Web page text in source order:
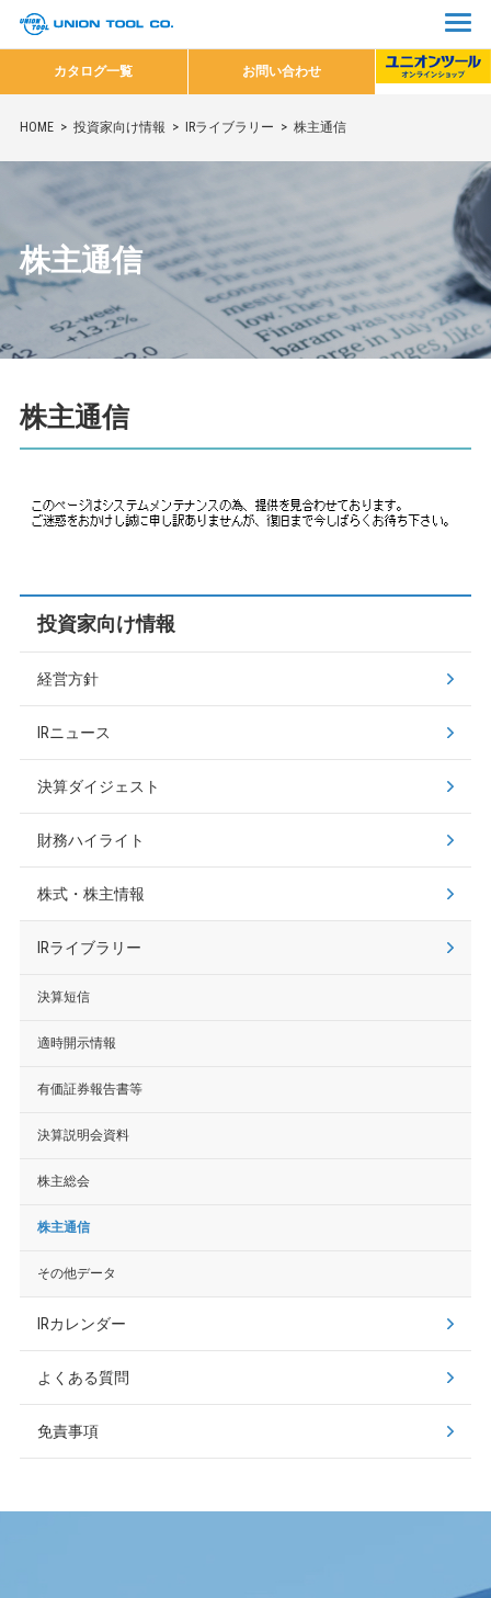
カタログ一覧 お問い合わせ
HOME 投資家向け情報 IRライブラリー 株主通信
株主通信
株主通信
投資家向け情報
経営方針
IRニュース
決算ダイジェスト
財務ハイライト
株式・株主情報
IRライブラリー
決算短信
適時開示情報
有価証券報告書等
決算説明会資料
株主総会
株主通信
その他データ
IRカレンダー
よくある質問
免責事項